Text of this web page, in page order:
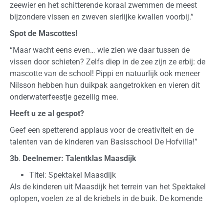
zeewier en het schitterende koraal zwemmen de meest
bijzondere vissen en zweven sierlijke kwallen voorbij.”
Spot de Mascottes!
“Maar wacht eens even… wie zien we daar tussen de
vissen door schieten? Zelfs diep in de zee zijn ze erbij: de
mascotte van de school! Pippi en natuurlijk ook meneer
Nilsson hebben hun duikpak aangetrokken en vieren dit
onderwaterfeestje gezellig mee.
Heeft u ze al gespot?
Geef een spetterend applaus voor de creativiteit en de
talenten van de kinderen van Basisschool De Hofvilla!”
3b. Deelnemer: Talentklas Maasdijk
Titel: Spektakel Maasdijk
Als de kinderen uit Maasdijk het terrein van het Spektakel
oplopen, voelen ze al de kriebels in de buik. De komende